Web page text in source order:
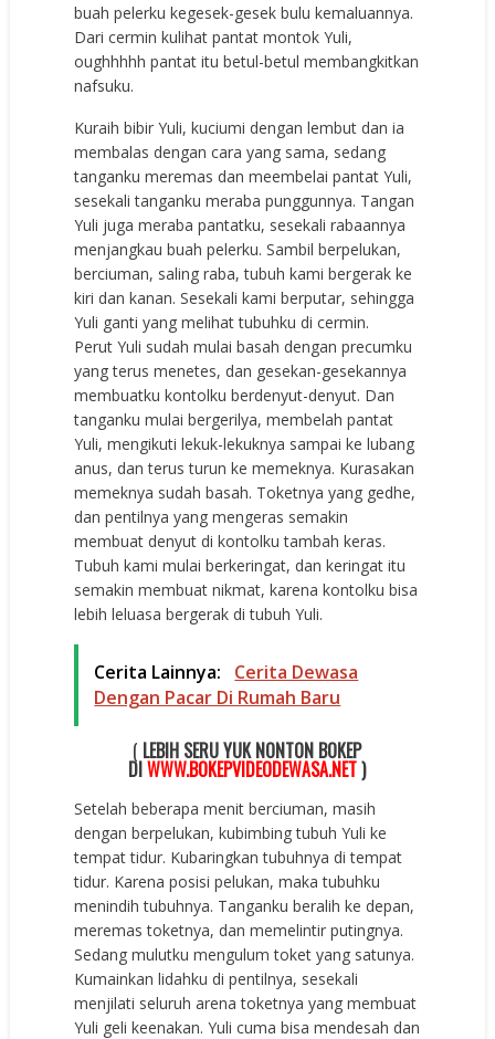
buah pelerku kegesek-gesek bulu kemaluannya.
Dari cermin kulihat pantat montok Yuli,
oughhhhh pantat itu betul-betul membangkitkan
nafsuku.
Kuraih bibir Yuli, kuciumi dengan lembut dan ia
membalas dengan cara yang sama, sedang
tanganku meremas dan meembelai pantat Yuli,
sesekali tanganku meraba punggunnya. Tangan
Yuli juga meraba pantatku, sesekali rabaannya
menjangkau buah pelerku. Sambil berpelukan,
berciuman, saling raba, tubuh kami bergerak ke
kiri dan kanan. Sesekali kami berputar, sehingga
Yuli ganti yang melihat tubuhku di cermin.
Perut Yuli sudah mulai basah dengan precumku
yang terus menetes, dan gesekan-gesekannya
membuatku kontolku berdenyut-denyut. Dan
tanganku mulai bergerilya, membelah pantat
Yuli, mengikuti lekuk-lekuknya sampai ke lubang
anus, dan terus turun ke memeknya. Kurasakan
memeknya sudah basah. Toketnya yang gedhe,
dan pentilnya yang mengeras semakin
membuat denyut di kontolku tambah keras.
Tubuh kami mulai berkeringat, dan keringat itu
semakin membuat nikmat, karena kontolku bisa
lebih leluasa bergerak di tubuh Yuli.
Cerita Lainnya:
Cerita Dewasa
Dengan Pacar Di Rumah Baru
( LEBIH SERU YUK NONTON BOKEP
DIWWW.BOKEPVIDEODEWASA.NET)
Setelah beberapa menit berciuman, masih
dengan berpelukan, kubimbing tubuh Yuli ke
tempat tidur. Kubaringkan tubuhnya di tempat
tidur. Karena posisi pelukan, maka tubuhku
menindih tubuhnya. Tanganku beralih ke depan,
meremas toketnya, dan memelintir putingnya.
Sedang mulutku mengulum toket yang satunya.
Kumainkan lidahku di pentilnya, sesekali
menjilati seluruh arena toketnya yang membuat
Yuli geli keenakan. Yuli cuma bisa mendesah dan